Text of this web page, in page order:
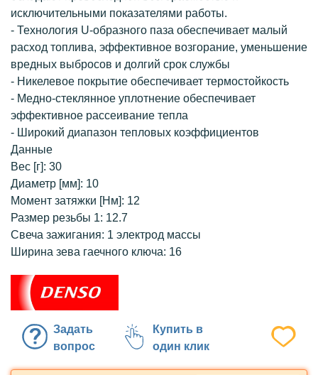
исключительными показателями работы.
- Технология U-образного паза обеспечивает малый
расход топлива, эффективное возгорание, уменьшение
вредных выбросов и долгий срок службы
- Никелевое покрытие обеспечивает термостойкость
- Медно-стеклянное уплотнение обеспечивает
эффективное рассеивание тепла
- Широкий диапазон тепловых коэффициентов
Данные
Вес [г]: 30
Диаметр [мм]: 10
Момент затяжки [Нм]: 12
Размер резьбы 1: 12.7
Свеча зажигания: 1 электрод массы
Ширина зева гаечного ключа: 16
Задать
вопрос
Купить в
один клик